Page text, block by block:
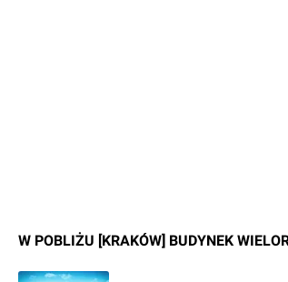
W POBLIŻU [KRAKÓW] BUDYNEK